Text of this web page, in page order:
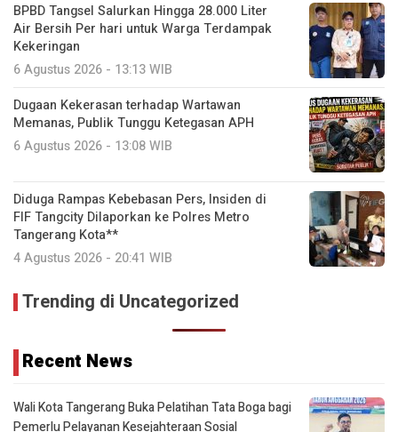
BPBD Tangsel Salurkan Hingga 28.000 Liter
Air Bersih Per hari untuk Warga Terdampak
Kekeringan
6 Agustus 2026 - 13:13 WIB
Dugaan Kekerasan terhadap Wartawan
Memanas, Publik Tunggu Ketegasan APH
6 Agustus 2026 - 13:08 WIB
Diduga Rampas Kebebasan Pers, Insiden di
FIF Tangcity Dilaporkan ke Polres Metro
Tangerang Kota**
4 Agustus 2026 - 20:41 WIB
Trending di Uncategorized
Recent News
Wali Kota Tangerang Buka Pelatihan Tata Boga bagi
Pemerlu Pelayanan Kesejahteraan Sosial